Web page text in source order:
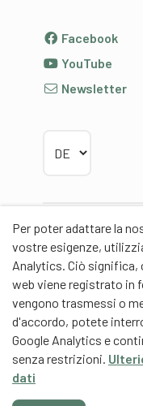
Per poter adattare la
vostre esigenze,
Analytics. Ciò
web viene registrato in
vengono trasmessi o
d'accordo, potete
Google Analytics e
senza restrizioni.
dati
Facebook
YouTube
Newsletter
Partner
Contentpartner
Eidgenössische